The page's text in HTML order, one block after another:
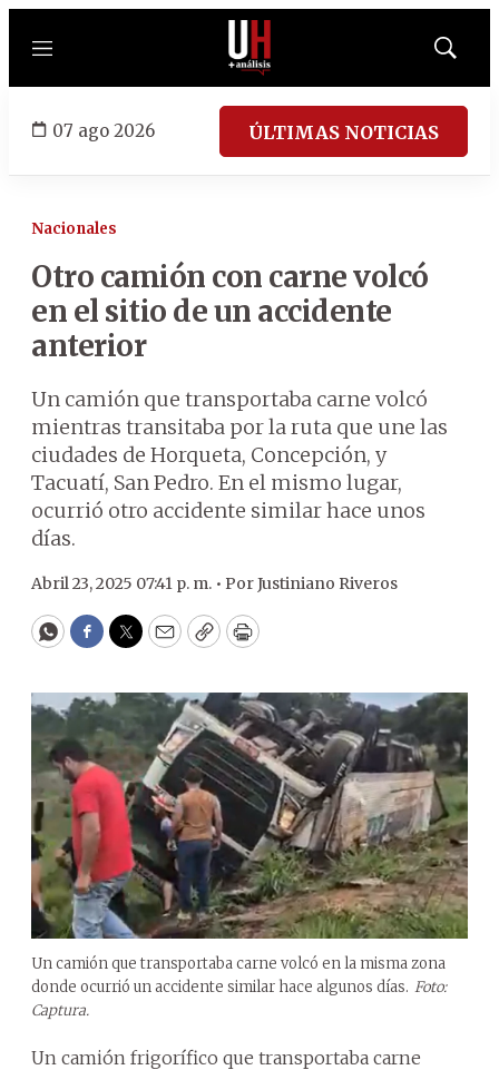
Menú
Mostrar
07 ago 2026 ÚLTIMAS NOTICIAS
Nacionales
Otro camión con carne volcó
en el sitio de un accidente
anterior
Un camión que transportaba carne volcó
mientras transitaba por la ruta que une las
ciudades de Horqueta, Concepción, y
Tacuatí, San Pedro. En el mismo lugar,
ocurrió otro accidente similar hace unos
días.
Abril 23, 2025 07:41 p. m. • PorJustiniano Riveros
WhatsApp
Facebook
Twitter
EmailCopyPrint
Un camión que transportaba carne volcó en la misma zona
donde ocurrió un accidente similar hace algunos días. Foto:
Captura.
Un camión frigorífico que transportaba carne